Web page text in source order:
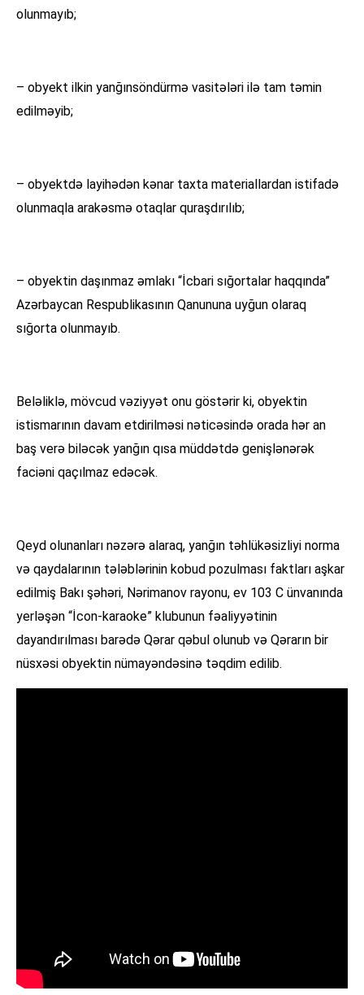
olunmayıb;
– obyekt ilkin yanğınsöndürmə vasitələri ilə tam təmin
edilməyib;
– obyektdə layihədən kənar taxta materiallardan istifadə
olunmaqla arakəsmə otaqlar quraşdırılıb;
– obyektin daşınmaz əmlakı “İcbari sığortalar haqqında”
Azərbaycan Respublikasının Qanununa uyğun olaraq
sığorta olunmayıb.
Beləliklə, mövcud vəziyyət onu göstərir ki, obyektin
istismarının davam etdirilməsi nəticəsində orada hər an
baş verə biləcək yanğın qısa müddətdə genişlənərək
faciəni qaçılmaz edəcək.
Qeyd olunanları nəzərə alaraq, yanğın təhlükəsizliyi norma
və qaydalarının tələblərinin kobud pozulması faktları aşkar
edilmiş Bakı şəhəri, Nərimanov rayonu, ev 103 C ünvanında
yerləşən “İcon-karaoke” klubunun fəaliyyətinin
dayandırılması barədə Qərar qəbul olunub və Qərarın bir
nüsxəsi obyektin nümayəndəsinə təqdim edilib.